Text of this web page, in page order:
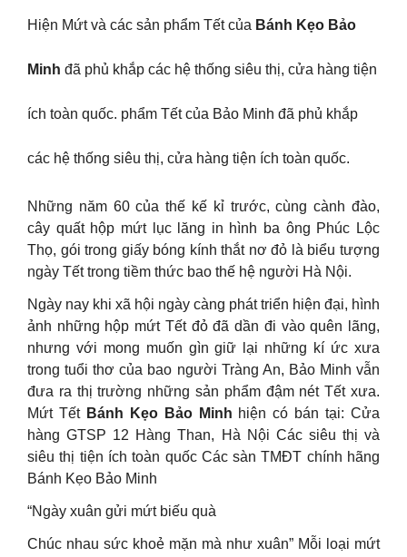
Hiện Mứt và các sản phẩm Tết của Bánh Kẹo Bảo
Minh đã phủ khắp các hệ thống siêu thị, cửa hàng tiện
ích toàn quốc. phẩm Tết của Bảo Minh đã phủ khắp
các hệ thống siêu thị, cửa hàng tiện ích toàn quốc.
Những năm 60 của thế kế kỉ trước, cùng cành đào,
cây quất hộp mứt lục lăng in hình ba ông Phúc Lộc
Thọ, gói trong giấy bóng kính thắt nơ đỏ là biểu tượng
ngày Tết trong tiềm thức bao thế hệ người Hà Nội.
Ngày nay khi xã hội ngày càng phát triển hiện đại, hình
ảnh những hộp mứt Tết đỏ đã dần đi vào quên lãng,
nhưng với mong muốn gìn giữ lại những kí ức xưa
trong tuổi thơ của bao người Tràng An, Bảo Minh vẫn
đưa ra thị trường những sản phẩm đậm nét Tết xưa.
Mứt Tết Bánh Kẹo Bảo Minh hiện có bán tại: Cửa
hàng GTSP 12 Hàng Than, Hà Nội Các siêu thị và
siêu thị tiện ích toàn quốc Các sàn TMĐT chính hãng
Bánh Kẹo Bảo Minh
“Ngày xuân gửi mứt biếu quà
Chúc nhau sức khoẻ mặn mà như xuân” Mỗi loại mứt